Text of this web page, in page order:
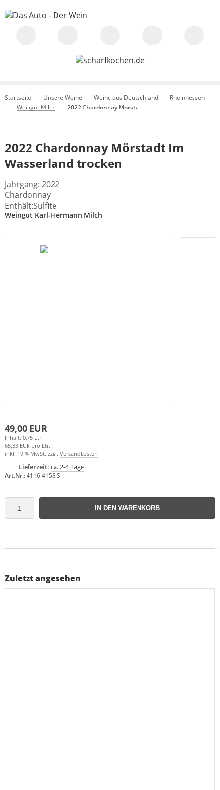
Startseite Unsere Weine Weine aus Deutschland
Rheinhessen
Weingut Milch
2022 Chardonnay Mörstadt Im Wasserland trocken
2022 Chardonnay Mörstadt Im
Wasserland trocken
Jahrgang: 2022
Chardonnay
Enthält:Sulfite
Weingut Karl-Hermann Milch
49,00 EUR
Inhalt: 0,75 Ltr.
65,33 EUR pro Ltr.
inkl. 19 % MwSt. zzgl. Versandkosten
Lieferzeit: ca. 2-4 Tage
Art.Nr.:4116 4158 S
IN DEN WARENKORB
Zuletzt angesehen